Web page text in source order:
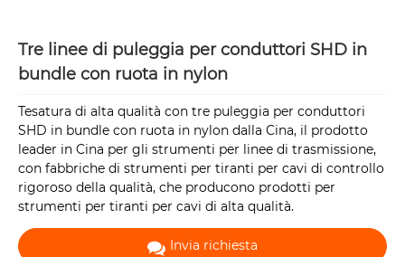
Tre linee di puleggia per conduttori SHD in
bundle con ruota in nylon
Tesatura di alta qualità con tre puleggia per conduttori
SHD in bundle con ruota in nylon dalla Cina, il prodotto
leader in Cina per gli strumenti per linee di trasmissione,
con fabbriche di strumenti per tiranti per cavi di controllo
rigoroso della qualità, che producono prodotti per
strumenti per tiranti per cavi di alta qualità.
Invia richiesta